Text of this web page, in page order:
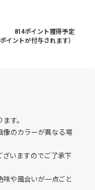
814ポイント獲得予定
イントが付与されます）
す。
像のカラーが異なる場
いますのでご了承下
や風合いが一点ごと